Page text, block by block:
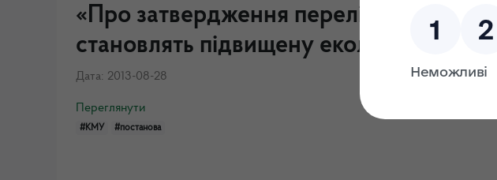
«Про затвердження переліку видів
становлять підвищену екологічну
Дата: 2013-08-28
Переглянути
#КМУ #постанова